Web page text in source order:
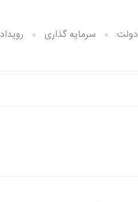
دولت سرمایه گذاری رویداد